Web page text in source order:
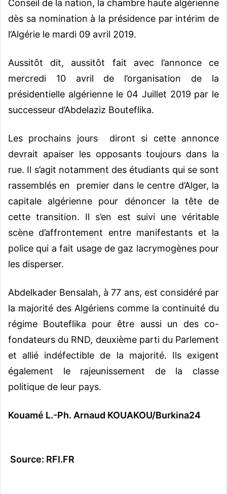
Conseil de la nation, la chambre haute algérienne
dès sa nomination à la présidence par intérim de
l’Algérie le mardi 09 avril 2019.
Aussitôt dit, aussitôt fait avec l’annonce ce
mercredi 10 avril de l’organisation de la
présidentielle algérienne le 04 Juillet 2019 par le
successeur d’Abdelaziz Bouteflika.
Les prochains jours diront si cette annonce
devrait apaiser les opposants toujours dans la
rue. Il s’agit notamment des étudiants qui se sont
rassemblés en premier dans le centre d’Alger, la
capitale algérienne pour dénoncer la tête de
cette transition. Il s’en est suivi une véritable
scène d’affrontement entre manifestants et la
police qui a fait usage de gaz lacrymogènes pour
les disperser.
Abdelkader Bensalah, à 77 ans, est considéré par
la majorité des Algériens comme la continuité du
régime Bouteflika pour être aussi un des co-
fondateurs du RND, deuxième parti du Parlement
et allié indéfectible de la majorité. Ils exigent
également le rajeunissement de la classe
politique de leur pays.
Kouamé L.-Ph. Arnaud KOUAKOU/Burkina24
Source: RFI.FR